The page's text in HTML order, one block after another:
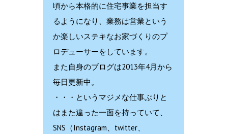
頃から本格的に住宅事業を担当す
るようになり、業務は営業という
か楽しいステキなお家づくりのプ
ロデューサーをしています。
また自身のブログは2013年4月から
毎日更新中。
・・・というマジメな仕事ぶりと
はまた違った一面を持っていて、
SNS（Instagram、twitter、